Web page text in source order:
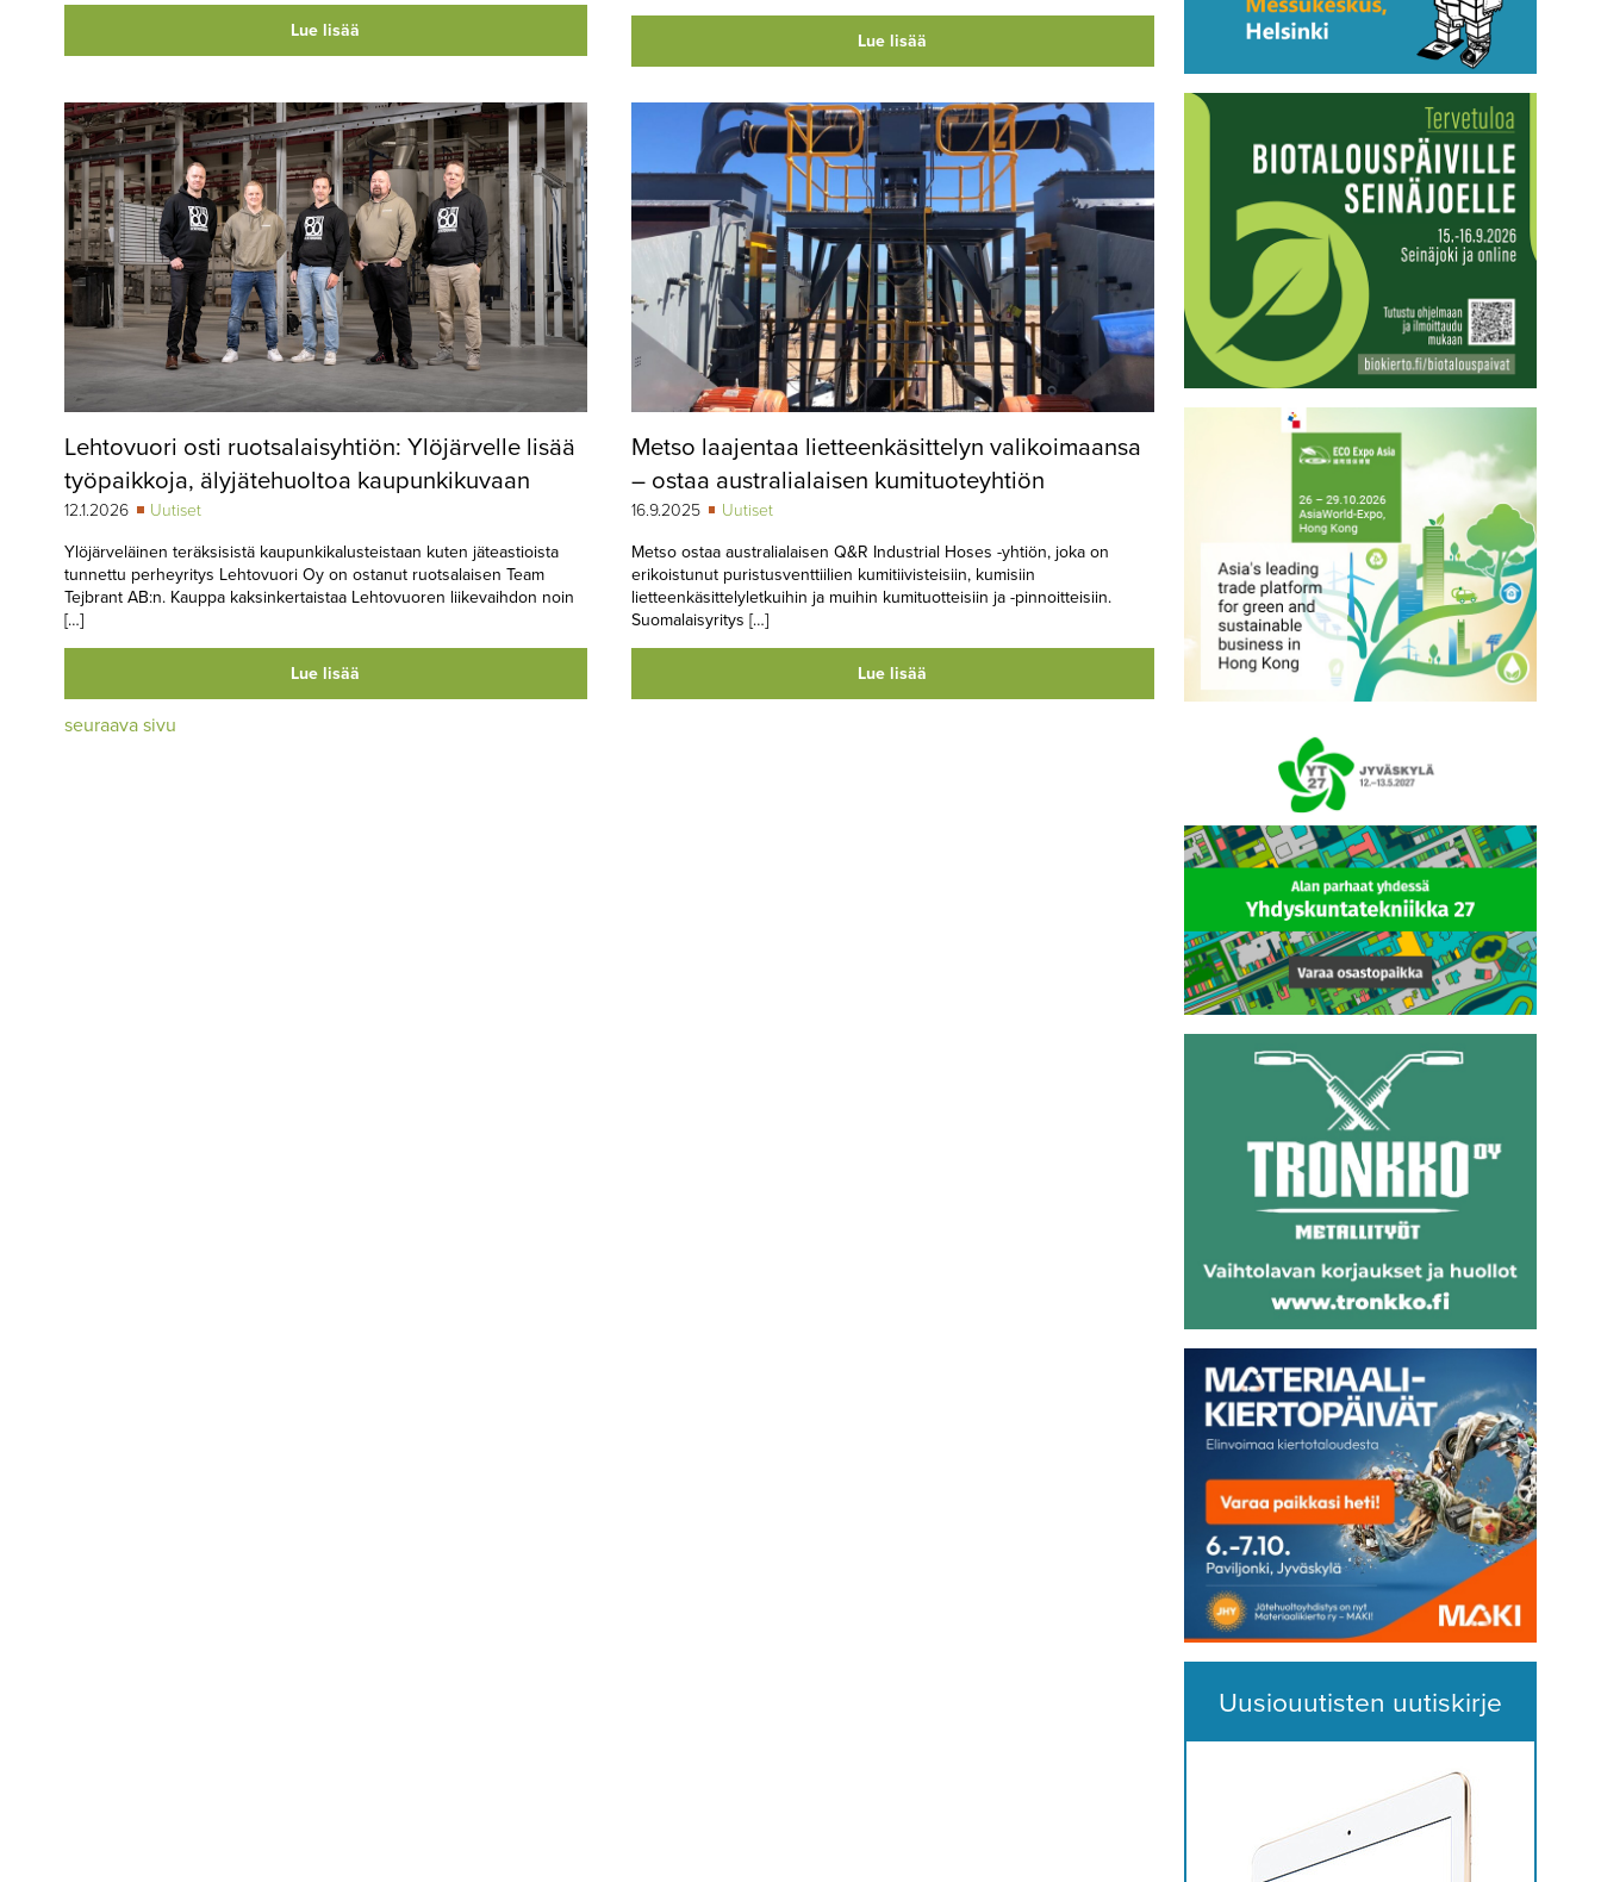
Lue lisää
Lue lisää
Lehtovuori osti ruotsalaisyhtiön: Ylöjärvelle lisää
työpaikkoja, älyjätehuoltoa kaupunkikuvaan
12.1.2026 Uutiset
Ylöjärveläinen teräksisistä kaupunkikalusteistaan kuten jäteastioista
tunnettu perheyritys Lehtovuori Oy on ostanut ruotsalaisen Team
Tejbrant AB:n. Kauppa kaksinkertaistaa Lehtovuoren liikevaihdon noin
[…]
Lue lisää
Metso laajentaa lietteenkäsittelyn valikoimaansa
– ostaa australialaisen kumituoteyhtiön
16.9.2025 Uutiset
Metso ostaa australialaisen Q&R Industrial Hoses -yhtiön, joka on
erikoistunut puristusventtiilien kumitiivisteisiin, kumisiin
lietteenkäsittelyletkuihin ja muihin kumituotteisiin ja -pinnoitteisiin.
Suomalaisyritys […]
Lue lisää
seuraava sivu
Uusiouutisten uutiskirje